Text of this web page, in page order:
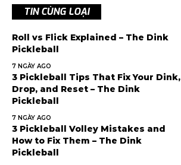
TIN CÙNG LOẠI
Roll vs Flick Explained – The Dink
Pickleball
7 NGÀY AGO
3 Pickleball Tips That Fix Your Dink,
Drop, and Reset – The Dink
Pickleball
7 NGÀY AGO
3 Pickleball Volley Mistakes and
How to Fix Them – The Dink
Pickleball